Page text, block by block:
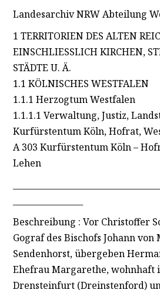
Landesarchiv NRW Abteilung
1 TERRITORIEN DES ALTEN
EINSCHLIESSLICH KIRCHEN,
STÄDTE U. Ä.
1.1 KÖLNISCHES WESTFALEN
1.1.1 Herzogtum Westfalen
1.1.1.1 Verwaltung, Justiz,
Kurfürstentum Köln, Hofrat,
A 303 Kurfürstentum Köln –
Lehen
Beschreibung : Vor Christoffer
Gograf des Bischofs Johann von
Sendenhorst, übergeben
Ehefrau Margarethe, wohnhaft
Drensteinfurt (Dreinstenford)